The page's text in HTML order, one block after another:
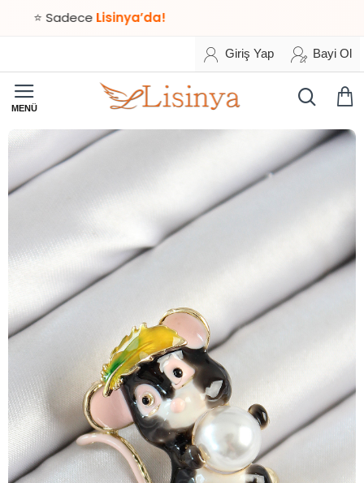
SadeceLisinya’da!
Giriş Yap Bayi Ol